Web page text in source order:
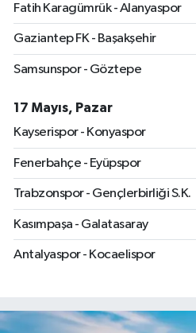
Fatih Karagümrük - Alanyaspor
Gaziantep FK - Başakşehir
Samsunspor - Göztepe
17 Mayıs, Pazar
Kayserispor - Konyaspor
Fenerbahçe - Eyüpspor
Trabzonspor - Gençlerbirliği S.K.
Kasımpaşa - Galatasaray
Antalyaspor - Kocaelispor